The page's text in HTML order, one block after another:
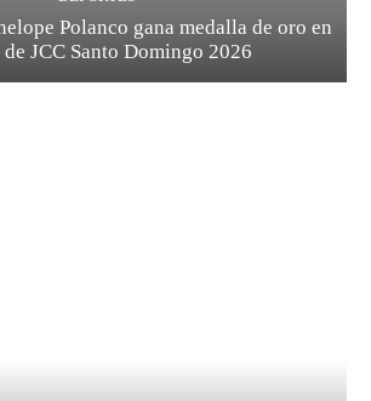
Polanco gana medalla de oro en
JCC Santo Domingo 2026